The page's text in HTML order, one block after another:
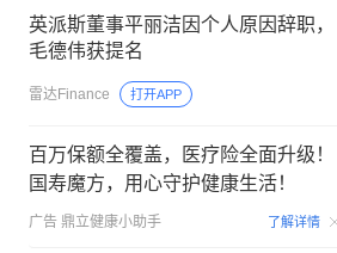
英派斯董事平丽洁因个人原因辞职，
毛德伟获提名
雷达Finance 打开APP
百万保额全覆盖，医疗险全面升级！
国寿魔方，用心守护健康生活！
广告 鼎立健康小助手 了解详情